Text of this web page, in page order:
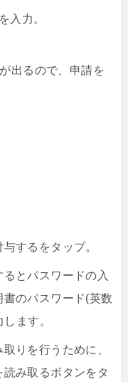
入力。
出るので、申請を
するをタップ。
とパスワードの入
のパスワード(英数
ます。
りを行うために、
み取るボタンをタ